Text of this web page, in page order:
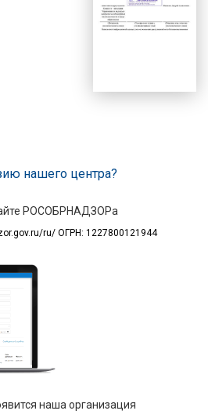
нашего центра?
РОСОБРНАДЗОРа
ru/ ОГРН: 1227800121944
наша организация